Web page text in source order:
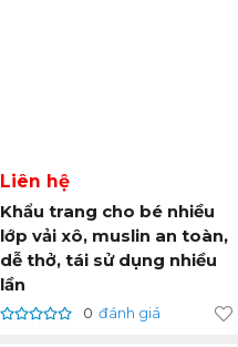
Liên hệ
Khẩu trang cho bé nhiều
lớp vải xô, muslin an toàn,
dễ thở, tái sử dụng nhiều
lần
0 đánh giá